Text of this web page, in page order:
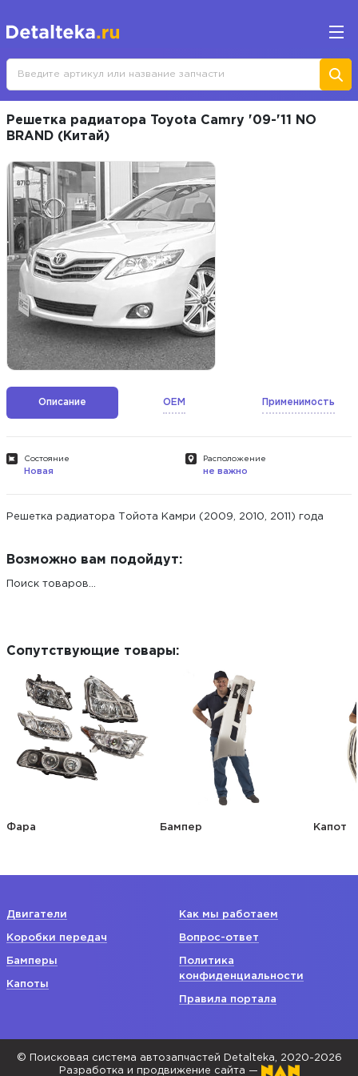
Решетка радиатора Toyota Camry '09-'11 NO
BRAND (Китай)
Описание OEM Применимость
Состояние
Новая
Расположение
не важно
Решетка радиатора Тойота Камри (2009, 2010, 2011) года
Возможно вам подойдут:
Поиск товаров...
Сопутствующие товары:
Фара Бампер Капот
Двигатели
Коробки передач
Бамперы
Капоты
Как мы работаем
Вопрос-ответ
Политика
конфиденциальности
Правила портала
© Поисковая система автозапчастей Detalteka, 2020-2026
Разработка и продвижение сайта —